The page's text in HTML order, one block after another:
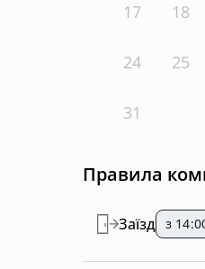
17 18
24 25
31
Правила
Заїзд з